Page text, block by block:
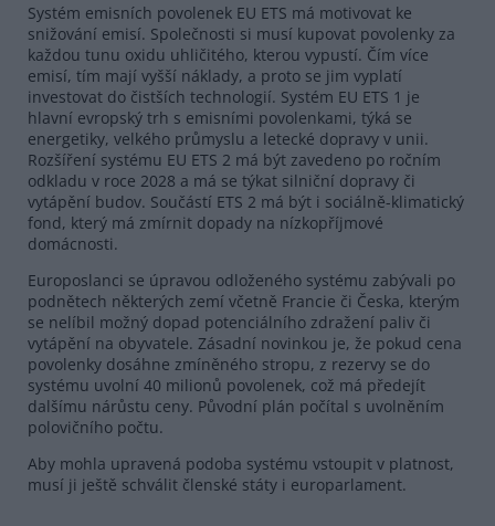
Systém emisních povolenek EU ETS má motivovat ke
snižování emisí. Společnosti si musí kupovat povolenky za
každou tunu oxidu uhličitého, kterou vypustí. Čím více
emisí, tím mají vyšší náklady, a proto se jim vyplatí
investovat do čistších technologií. Systém EU ETS 1 je
hlavní evropský trh s emisními povolenkami, týká se
energetiky, velkého průmyslu a letecké dopravy v unii.
Rozšíření systému EU ETS 2 má být zavedeno po ročním
odkladu v roce 2028 a má se týkat silniční dopravy či
vytápění budov. Součástí ETS 2 má být i sociálně-klimatický
fond, který má zmírnit dopady na nízkopříjmové
domácnosti.
Europoslanci se úpravou odloženého systému zabývali po
podnětech některých zemí včetně Francie či Česka, kterým
se nelíbil možný dopad potenciálního zdražení paliv či
vytápění na obyvatele. Zásadní novinkou je, že pokud cena
povolenky dosáhne zmíněného stropu, z rezervy se do
systému uvolní 40 milionů povolenek, což má předejít
dalšímu nárůstu ceny. Původní plán počítal s uvolněním
polovičního počtu.
Aby mohla upravená podoba systému vstoupit v platnost,
musí ji ještě schválit členské státy i europarlament.